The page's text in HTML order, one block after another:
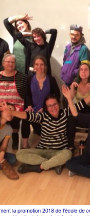
la promotion 2018 de l’école